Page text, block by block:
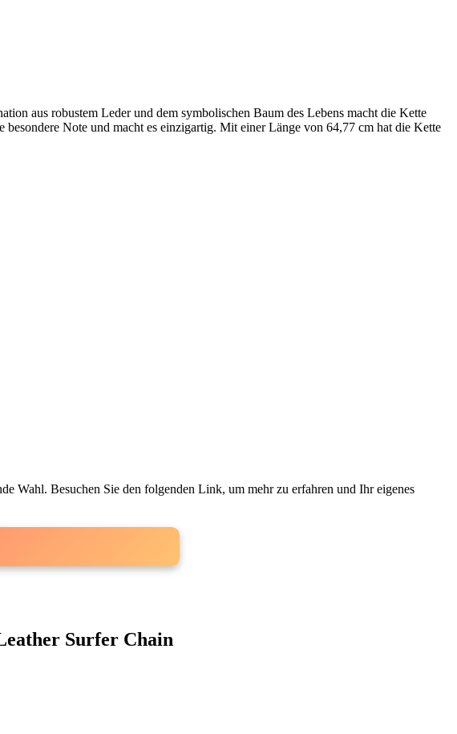
aus robustem Leder und dem symbolischen Baum des ⁤Lebens macht die Kette
Note und⁤ macht es ‍einzigartig. Mit⁤ einer Länge von⁣ 64,77 cm hat die Kette
Wahl. Besuchen Sie den folgenden Link, um⁢ mehr zu ‌erfahren⁢ und Ihr eigenes
Surfer Chain